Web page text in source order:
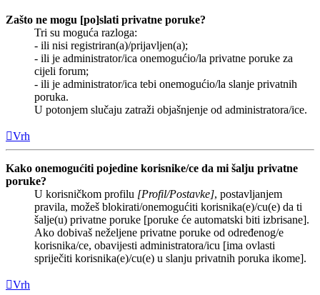
Zašto ne mogu [po]slati privatne poruke?
Tri su moguća razloga:
- ili nisi registriran(a)/prijavljen(a);
- ili je administrator/ica onemogućio/la privatne poruke za
cijeli forum;
- ili je administrator/ica tebi onemogućio/la slanje privatnih
poruka.
U potonjem slučaju zatraži objašnjenje od administratora/ice.
Vrh
Kako onemogućiti pojedine korisnike/ce da mi šalju privatne
poruke?
U korisničkom profilu [Profil/Postavke], postavljanjem
pravila, možeš blokirati/onemogućiti korisnika(e)/cu(e) da ti
šalje(u) privatne poruke [poruke će automatski biti izbrisane].
Ako dobivaš neželjene privatne poruke od određenog/e
korisnika/ce, obavijesti administratora/icu [ima ovlasti
spriječiti korisnika(e)/cu(e) u slanju privatnih poruka ikome].
Vrh